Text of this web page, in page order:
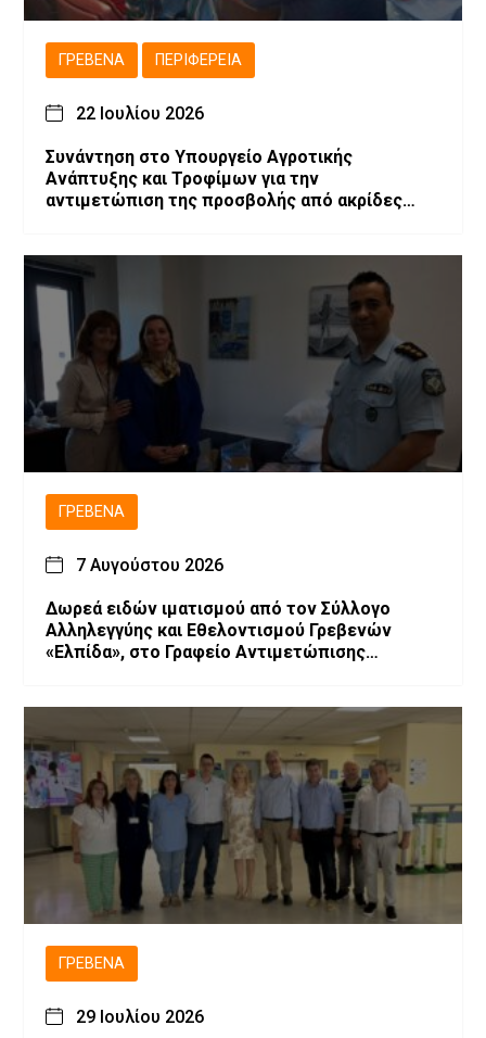
ΓΡΕΒΕΝΆ ΠΕΡΙΦΈΡΕΙΑ
22 Ιουλίου 2026
Συνάντηση στο Υπουργείο Αγροτικής
Ανάπτυξης και Τροφίμων για την
αντιμετώπιση της προσβολής από ακρίδες
ΓΡΕΒΕΝΆ
7 Αυγούστου 2026
Δωρεά ειδών ιματισμού από τον Σύλλογο
Αλληλεγγύης και Εθελοντισμού Γρεβενών
«Ελπίδα», στο Γραφείο Αντιμετώπισης
ΓΡΕΒΕΝΆ
29 Ιουλίου 2026